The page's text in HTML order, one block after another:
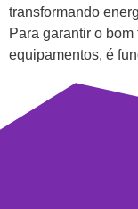
transformando
Para garantir o
equipamentos, é